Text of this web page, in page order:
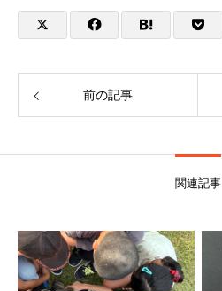
前の記事
関連記事